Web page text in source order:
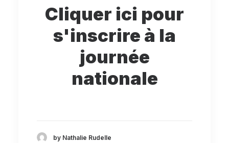
Cliquer ici pour
s'inscrire à la
journée
nationale
by Nathalie Rudelle